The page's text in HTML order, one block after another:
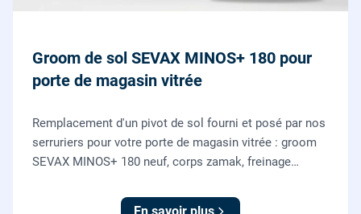
Groom de sol SEVAX MINOS+ 180 pour
porte de magasin vitrée
Remplacement d'un pivot de sol fourni et posé par nos
serruriers pour votre porte de magasin vitrée : groom
SEVAX MINOS+ 180 neuf, corps zamak, freinage
sol, réglage et essais. 995 euros HT (1194 TTC).